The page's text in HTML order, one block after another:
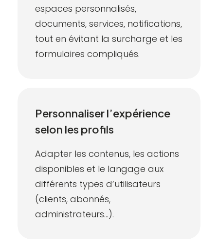
espaces personnalisés,
documents, services, notifications,
tout en évitant la surcharge et les
formulaires compliqués.
Personnaliser l’expérience
selon les profils
Adapter les contenus, les actions
disponibles et le langage aux
différents types d’utilisateurs
(clients, abonnés,
administrateurs…).